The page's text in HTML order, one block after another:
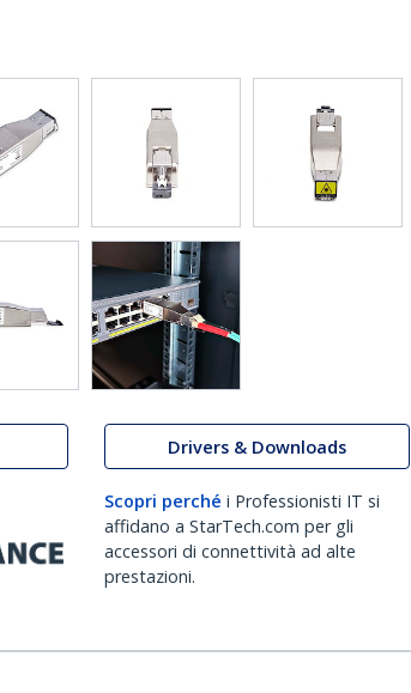
Drivers & Downloads
Scopri perché i Professionisti IT si
affidano a StarTech.com per gli
accessori di connettività ad alte
prestazioni.